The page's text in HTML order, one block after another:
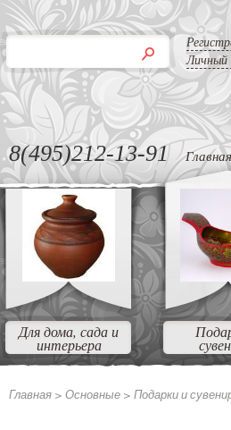
Личный
8(495)212-13-91 Главная
Для дома, сада и
интерьера
Главная > Основные > Подарки и